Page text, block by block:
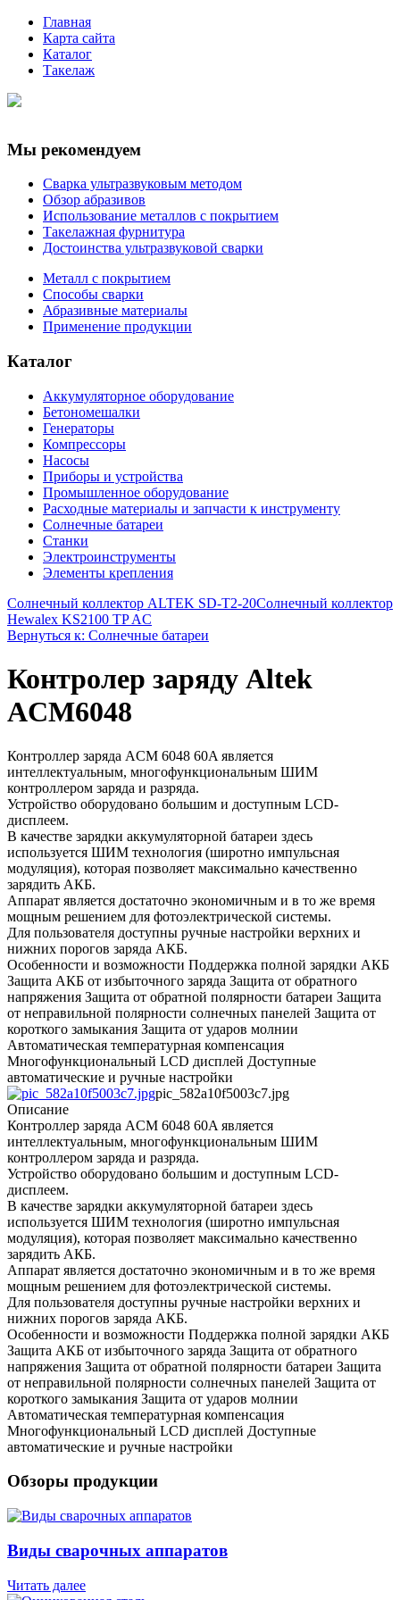
Главная
Карта сайта
Каталог
Такелаж
Мы рекомендуем
Сварка ультразвуковым методом
Обзор абразивов
Использование металлов с покрытием
Такелажная фурнитура
Достоинства ультразвуковой сварки
Металл с покрытием
Способы сварки
Абразивные материалы
Применение продукции
Каталог
Аккумуляторное оборудование
Бетономешалки
Генераторы
Компрессоры
Насосы
Приборы и устройства
Промышленное оборудование
Расходные материалы и запчасти к инструменту
Солнечные батареи
Станки
Электроинструменты
Элементы крепления
Солнечный коллектор ALTEK SD-T2-20Солнечный коллектор
Hewalex KS2100 TP AC
Вернуться к: Солнечные батареи
Контролер заряду Altek
ACM6048
Контроллер заряда ACM 6048 60A является
интеллектуальным, многофункциональным ШИМ
контроллером заряда и разряда.
Устройство оборудовано большим и доступным LCD-
дисплеем.
В качестве зарядки аккумуляторной батареи здесь
используется ШИМ технология (широтно импульсная
модуляция), которая позволяет максимально качественно
зарядить АКБ.
Аппарат является достаточно экономичным и в то же время
мощным решением для фотоэлектрической системы.
Для пользователя доступны ручные настройки верхних и
нижних порогов заряда АКБ.
Особенности и возможности Поддержка полной зарядки АКБ
Защита АКБ от избыточного заряда Защита от обратного
напряжения Защита от обратной полярности батареи Защита
от неправильной полярности солнечных панелей Защита от
короткого замыкания Защита от ударов молнии
Автоматическая температурная компенсация
Многофункциональный LCD дисплей Доступные
автоматические и ручные настройки
pic_582a10f5003c7.jpg
Описание
Контроллер заряда ACM 6048 60A является
интеллектуальным, многофункциональным ШИМ
контроллером заряда и разряда.
Устройство оборудовано большим и доступным LCD-
дисплеем.
В качестве зарядки аккумуляторной батареи здесь
используется ШИМ технология (широтно импульсная
модуляция), которая позволяет максимально качественно
зарядить АКБ.
Аппарат является достаточно экономичным и в то же время
мощным решением для фотоэлектрической системы.
Для пользователя доступны ручные настройки верхних и
нижних порогов заряда АКБ.
Особенности и возможности Поддержка полной зарядки АКБ
Защита АКБ от избыточного заряда Защита от обратного
напряжения Защита от обратной полярности батареи Защита
от неправильной полярности солнечных панелей Защита от
короткого замыкания Защита от ударов молнии
Автоматическая температурная компенсация
Многофункциональный LCD дисплей Доступные
автоматические и ручные настройки
Обзоры продукции
Виды сварочных аппаратов
Читать далее